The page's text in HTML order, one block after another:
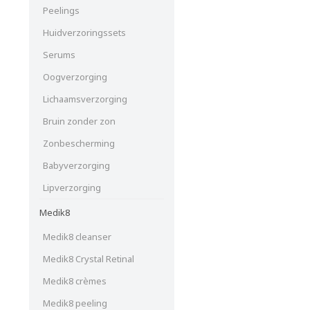
Peelings
Huidverzoringssets
Serums
Oogverzorging
Lichaamsverzorging
Bruin zonder zon
Zonbescherming
Babyverzorging
Lipverzorging
Medik8
Medik8 cleanser
Medik8 Crystal Retinal
Medik8 crèmes
Medik8 peeling